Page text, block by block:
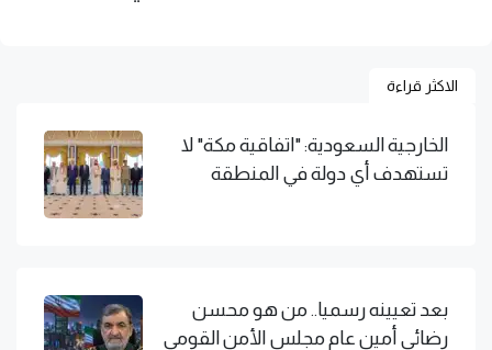
الاكثر قراءة
الخارجية السعودية: "اتفاقية مكة" لا
تستهدف أي دولة في المنطقة
بعد تعيينه رسميا.. من هو محسن
رضائي أمين عام مجلس الأمن القومي